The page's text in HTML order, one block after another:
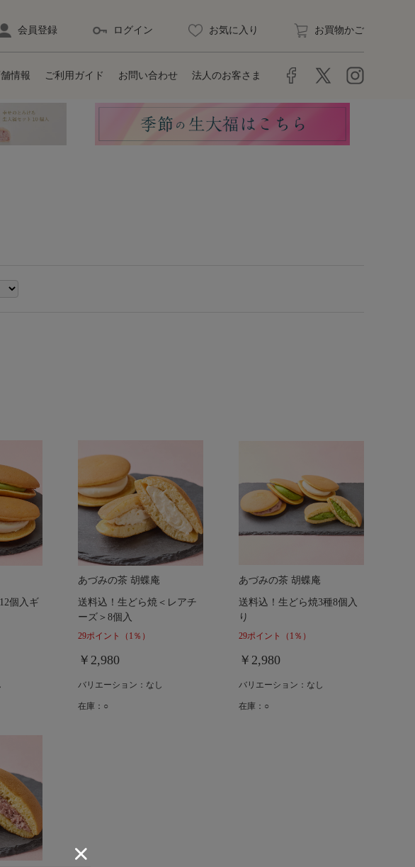
会員登録 ログイン お気に入り お買物かご
情報 ご利用ガイド お問い合わせ 法人のお客さま
個入ギ
あづみの茶 胡蝶庵
送料込！生どら焼＜レアチ
ーズ＞8個入
29ポイント （1％）
￥2,980
バリエーション：なし
在庫：○
あづみの茶 胡蝶庵
送料込！生どら焼3種8個入
り
29ポイント （1％）
￥2,980
バリエーション：なし
在庫：○